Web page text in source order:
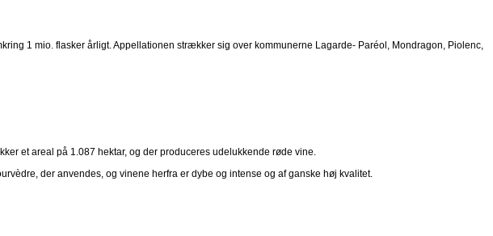
1 mio. flasker årligt. Appellationen strækker sig over kommunerne Lagarde- Paréol, Mondragon, Piolenc,
et areal på 1.087 hektar, og der produceres udelukkende røde vine.
der anvendes, og vinene herfra er dybe og intense og af ganske høj kvalitet.